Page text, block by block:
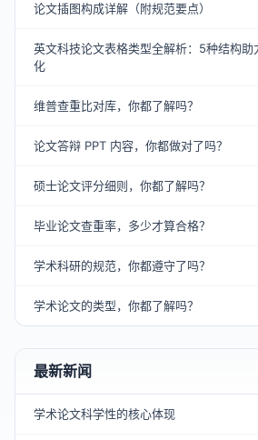
论文插图构成详解（附规范要点）
英文科技论文表格类型全解析：5种结构助
化
维普查重比对库，你都了解吗？
论文答辩 PPT 内容，你都做对了吗？
硕士论文评分细则，你都了解吗？
毕业论文查重率，多少才算合格？
学术科研的规范，你都遵守了吗？
学术论文的类型，你都了解吗？
最新新闻
学术论文科学性的核心体现